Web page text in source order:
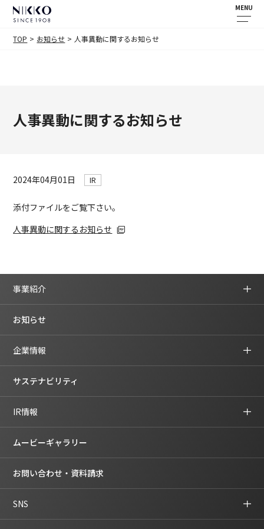
MENU
TOP お知らせ 人事異動に関するお知らせ
人事異動に関するお知らせ
2024年04月01日 IR
添付ファイルをご覧下さい。
人事異動に関するお知らせ
事業紹介
お知らせ
企業情報
サステナビリティ
IR情報
ムービーギャラリー
お問い合わせ・資料請求
SNS